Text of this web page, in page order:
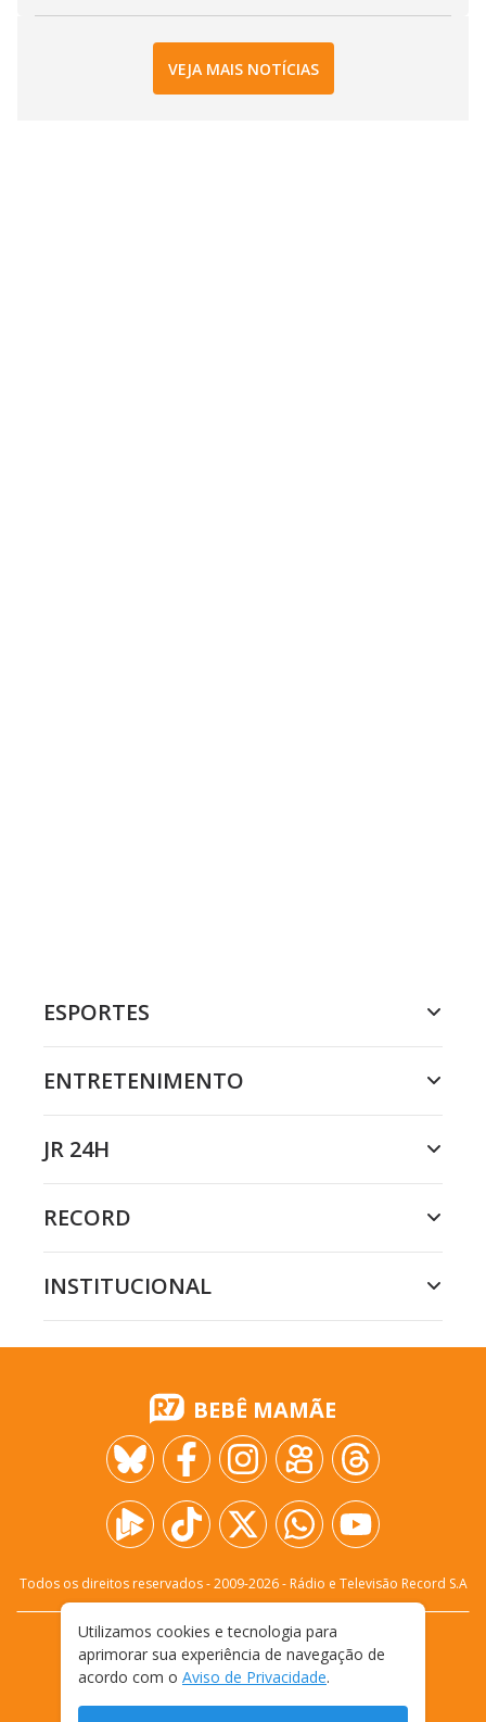
VEJA MAIS NOTÍCIAS
ESPORTES
ENTRETENIMENTO
JR 24H
RECORD
INSTITUCIONAL
BEBÊ MAMÃE
Todos os direitos reservados - 2009-2026- Rádio e Televisão Record S.A
FALE CONOSCO
PRIVACIDADE
TERMOS E CONDIÇÕES DE USO
Utilizamos cookies e tecnologia para
aprimorar sua experiência de navegação de
acordo com o Aviso de Privacidade.